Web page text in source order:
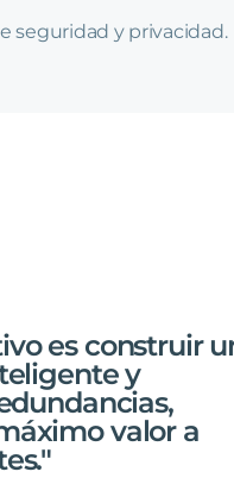
seguridad y privacidad.
es construir
y
valor a
."